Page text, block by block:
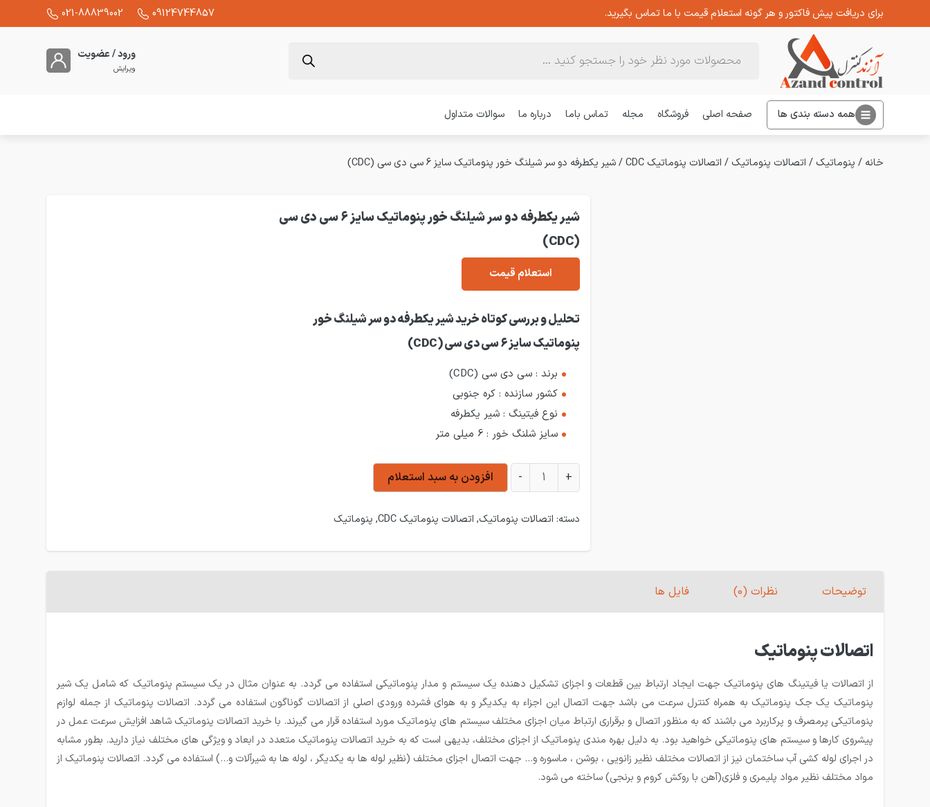
برای دریافت پیش فاکتور و هر گونه استعلام قیمت با ما تماس بگیرید. 09124744857
021-88839002
ورود / عضویت
ویرایش
همه دسته بندی ها صفحه اصلی فروشگاه مجله تماس باما درباره ما سوالات متداول
خانه / پنوماتیک / اتصالات پنوماتیک / اتصالات پنوماتیک CDC /شیر یکطرفه دو سر شیلنگ خور پنوماتیک سایز 6 سی دی سی (CDC)
شیر یکطرفه دو سر شیلنگ خور پنوماتیک سایز 6 سی دی سی
(CDC)
استعلام قیمت
تحلیل و بررسی کوتاه خرید شیر یکطرفه دو سر شیلنگ خور
پنوماتیک سایز 6 سی دی سی (CDC)
برند : سی دی سی (CDC)
کشور سازنده : کره جنوبی
نوع فیتینگ : شیر یکطرفه
سایز شلنگ خور : 6 میلی متر
شیر یکطرفه دو سر شیلنگ خور پنوماتیک سایز 6 سی دی سی (CDC) عدد
+
- افزودن به سبد استعلام
دسته: اتصالات پنوماتیک, اتصالات پنوماتیک CDC , پنوماتیک
توضیحات نظرات (0) فایل ها
اتصالات پنوماتیک
از اتصالات یا فیتینگ های پنوماتیک جهت ایجاد ارتباط بین قطعات و اجزای تشکیل دهنده یک سیستم و مدار پنوماتیکی استفاده می گردد. به عنوان مثال در یک سیستم پنوماتیک که شامل یک شیر
پنوماتیک یک جک پنوماتیک به همراه کنترل سرعت می باشد جهت اتصال این اجزاء به یکدیگر و به هوای فشرده ورودی اصلی از اتصالات گوناگون استفاده می گردد. اتصالات پنوماتیک از جمله لوازم
پنوماتیکی پرمصرف و پرکاربرد می باشند که به منظور اتصال و برقراری ارتباط میان اجزای مختلف سیستم های پنوماتیک مورد استفاده قرار می گیرند. با خرید اتصالات پنوماتیک شاهد افزایش سرعت عمل در
پیشروی کارها و سیستم های پنوماتیکی خواهید بود. به دلیل بهره مندی پنوماتیک از اجزای مختلف، بدیهی است که به خرید اتصالات پنوماتیک متعدد در ابعاد و ویژگی های مختلف نیاز دارید. بطور مشابه
در اجرای لوله کشی آب ساختمان نیز از اتصالات مختلف نظیر زانویی ، بوشن ، ماسوره و… جهت اتصال اجزای مختلف (نظیر لوله ها به یکدیگر ، لوله ها به شیرآلات و…) استفاده می گردد. اتصالات پنوماتیک از
مواد مختلف نظیر مواد پلیمری و فلزی(آهن با روکش کروم و برنجی) ساخته می شود.